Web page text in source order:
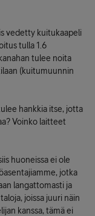
vedetty kuitukaapeli
tulla 1.6
tulee noita
(kuitumuunnin
hankkia itse, jotta
Voinko laitteet
huoneissa ei ole
jotka
langattomasti ja
joissa juuri näin
kanssa, tämä ei